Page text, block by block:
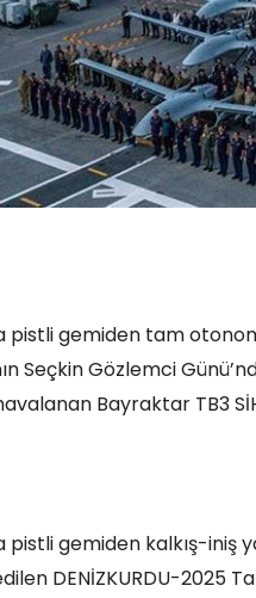
pistli gemiden tam
Seçkin Gözlemci
Bayraktar TB3
pistli gemiden kalkış-
DENİZKURDU-2025